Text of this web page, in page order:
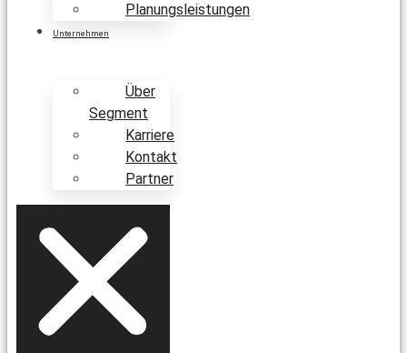
Planungsleistungen
Unternehmen
Über
Segment
Karriere
Kontakt
Partner